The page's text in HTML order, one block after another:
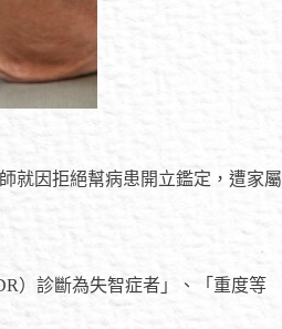
就因拒絕幫病患開立鑑定，遭家屬
）診斷為失智症者」、「重度等